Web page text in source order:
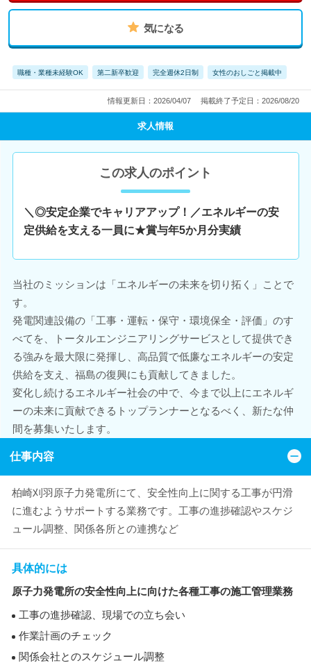
気になる
職種・業種未経験OK 第二新卒歓迎 完全週休2日制 女性のおしごと掲載中
情報更新日：2026/04/07 掲載終了予定日：2026/08/20
求人情報
この求人のポイント
＼◎安定企業でキャリアアップ！／エネルギーの安
定供給を支える一員に★賞与年5か月分実績
当社のミッションは「エネルギーの未来を切り拓く」ことで
す。
発電関連設備の「工事・運転・保守・環境保全・評価」のす
べてを、トータルエンジニアリングサービスとして提供でき
る強みを最大限に発揮し、高品質で低廉なエネルギーの安定
供給を支え、福島の復興にも貢献してきました。
変化し続けるエネルギー社会の中で、今まで以上にエネルギ
ーの未来に貢献できるトップランナーとなるべく、新たな仲
間を募集いたします。
仕事内容
柏崎刈羽原子力発電所にて、安全性向上に関する工事が円滑
に進むようサポートする業務です。工事の進捗確認やスケジ
ュール調整、関係各所との連携など
具体的には
原子力発電所の安全性向上に向けた各種工事の施工管理業務
工事の進捗確認、現場での立ち会い
作業計画のチェック
関係会社とのスケジュール調整